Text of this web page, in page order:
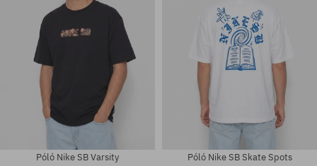
Póló Nike SB Varsity Póló Nike SB Skate Spots